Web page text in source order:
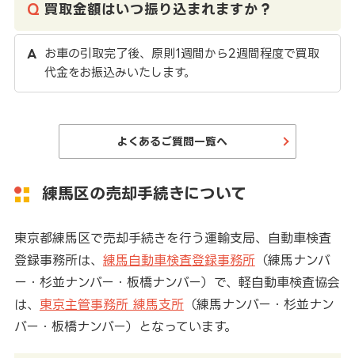
買取金額はいつ振り込まれますか？
お車の引取完了後、原則1週間から2週間程度で買取
代金をお振込みいたします。
よくあるご質問一覧へ
練馬区の売却手続きについて
東京都練馬区で売却手続きを行う運輸支局、自動車検査
登録事務所は、 練馬自動車検査登録事務所（練馬ナンバ
ー・杉並ナンバー・板橋ナンバー）で、軽自動車検査協会
は、 東京主管事務所 練馬支所（練馬ナンバー・杉並ナン
バー・板橋ナンバー）となっています。